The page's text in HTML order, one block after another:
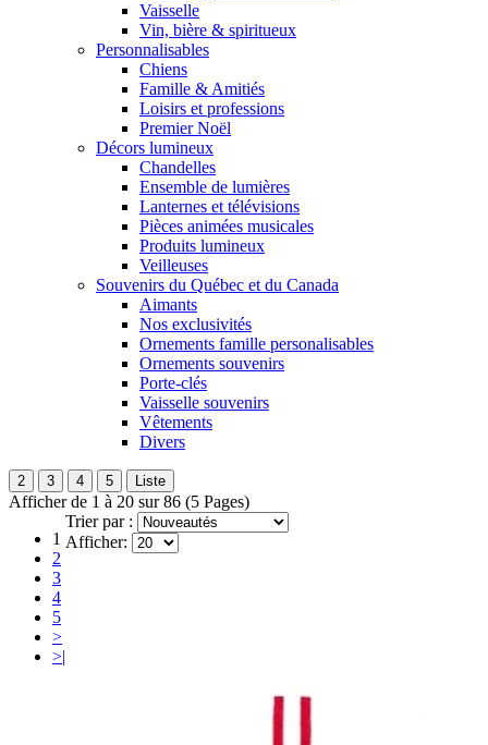
Vaisselle
Vin, bière & spiritueux
Personnalisables
Chiens
Famille & Amitiés
Loisirs et professions
Premier Noël
Décors lumineux
Chandelles
Ensemble de lumières
Lanternes et télévisions
Pièces animées musicales
Produits lumineux
Veilleuses
Souvenirs du Québec et du Canada
Aimants
Nos exclusivités
Ornements famille personalisables
Ornements souvenirs
Porte-clés
Vaisselle souvenirs
Vêtements
Divers
2 3 4 5 Liste
Afficher de 1 à 20 sur 86 (5 Pages)
1
2
3
4
5
>
>|
Trier par :
Afficher: